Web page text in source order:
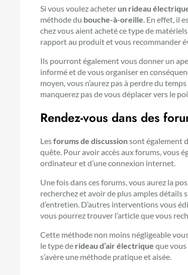
Si vous voulez acheter un rideau
méthode du bouche-à-oreille. En effet, il
chez vous aient acheté ce type de
rapport au produit et vous recommander
Ils pourront également vous donner un
informé et de vous organiser en
moyen, vous n’aurez pas à perdre du
manquerez pas de vous déplacer vers le
Rendez-vous dans des
Lesforums de discussionsont également
quête. Pour avoir accès aux forums, vous
ordinateur et d’une connexion internet.
Une fois dans ces forums, vous aurez la
recherchez et avoir de plus amples détails
d’entretien. D’autres interventions vous
vous pourrez trouver l’article que vous
Cette méthode non moins négligeable
le type de rideau d’air électrique que
s’avère une méthode pratique et aisée.